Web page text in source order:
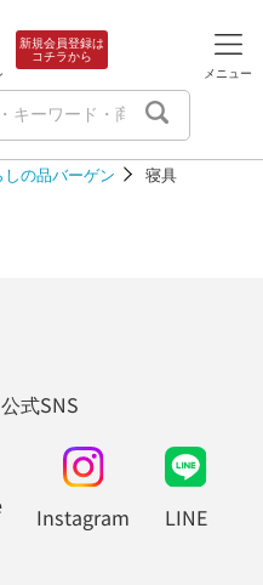
新規会員登録は
コチラから
メニュー
しの品バーゲン 寝具
式SNS
Instagram LINE